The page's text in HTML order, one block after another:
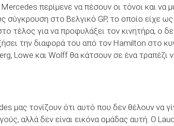
περίμενε να πέσουν οι τόνοι και να
σύγκρουση στο Βελγικό GP, το οποίο είχε
τέλος για να προφυλάξει τον κινητήρα, ο
την διαφορά του από τον Hamilton στο
Lowe και Wolff θα κάτσουν σε ένα τραπέζι
μας τονίζουν ότι αυτό που δεν θέλουν να
αλλά δεν είναι εικόνα ομάδας αυτή. Ο